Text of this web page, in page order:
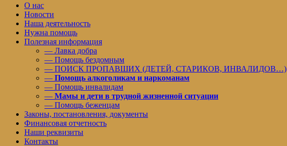
О нас
Новости
Наша деятельность
Нужна помощь
Полезная информация
— Лавка добра
— Помощь бездомным
— ПОИСК ПРОПАВШИХ (ДЕТЕЙ, СТАРИКОВ, ИНВАЛИДОВ…)
— Помощь алкоголикам и наркоманам
— Помощь инвалидам
— Мамы и дети в трудной жизненной ситуации
— Помощь беженцам
Законы, постановления, документы
Финансовая отчетность
Наши реквизиты
Контакты